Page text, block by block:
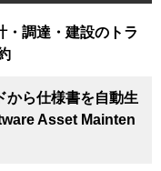
・調達・建設のトラ
から仕様書を自動生
Asset Mainten